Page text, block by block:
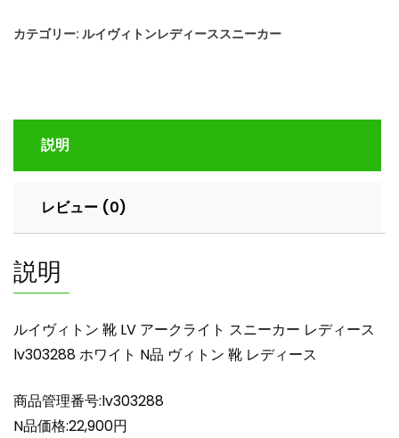
ト
ア
ク
ト
ニ
ー
ー
レ
ィ
ー
カテゴリー: ルイヴィトンレディーススニーカー
説明
レビュー (0)
説明
ルイヴィトン 靴 LV アークライト スニーカー レディース
lv303288 ホワイト N品 ヴィトン 靴 レディース
商品管理番号:lv303288
N品価格:22,900円